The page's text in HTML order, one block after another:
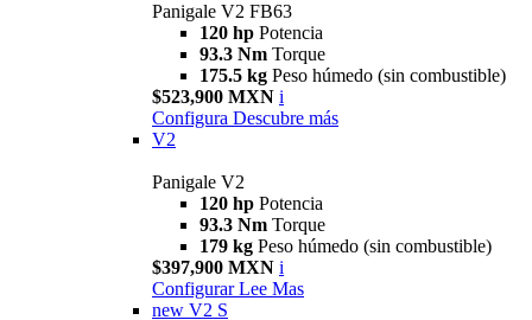
Panigale V2 FB63
120 hp Potencia
93.3 Nm Torque
175.5 kg Peso húmedo (sin combustible)
$523,900 MXN i
Configura Descubre más
V2
Panigale V2
120 hp Potencia
93.3 Nm Torque
179 kg Peso húmedo (sin combustible)
$397,900 MXN i
Configurar Lee Mas
new V2 S